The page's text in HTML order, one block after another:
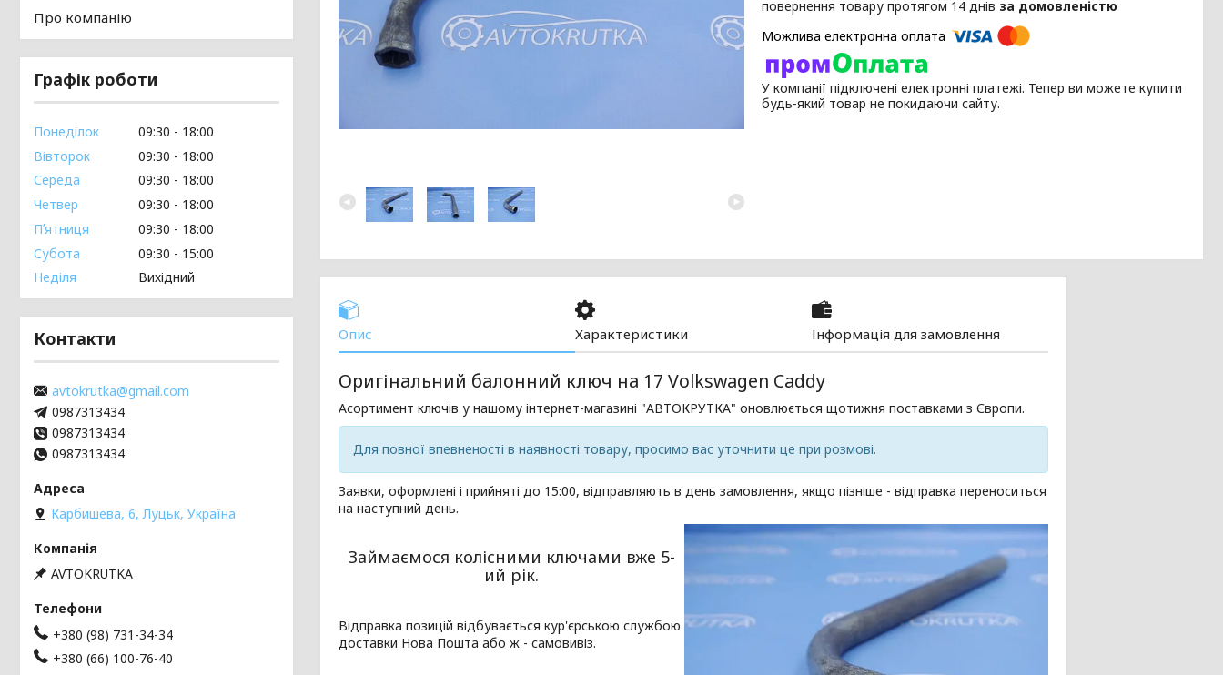
повернення товару протягом 14 днів за домовленістю
У компанії підключені електронні платежі. Тепер ви можете купити
будь-який товар не покидаючи сайту.
Опис Характеристики Інформація для замовлення
Оригінальний балонний ключ на 17 Volkswagen Caddy
Асортимент ключів у нашому інтернет-магазині "АВТОКРУТКА" оновлюється щотижня поставками з Європи.
Для повної впевненості в наявності товару, просимо вас уточнити це при розмові.
Заявки, оформлені і прийняті до 15:00, відправляють в день замовлення, якщо пізніше - відправка переноситься
на наступний день.
Займаємося колісними ключами вже 5-
ий рік.
Відправка позицій відбувається кур'єрською службою
доставки Нова Пошта або ж - самовивіз.
Про компанію
Графік роботи
Понеділок 09:30
18:00
Вівторок
09:30
18:00
Середа
09:30
18:00
Четвер
09:30
18:00
Пʼятниця
09:30
18:00
Субота
09:30
15:00
Неділя
Вихідний
Контакти
avtokrutka@gmail.com
0987313434
0987313434
0987313434
Карбишева, 6, Луцьк, Україна
AVTOKRUTKA
+380 (98) 731-34-34
+380 (66) 100-76-40